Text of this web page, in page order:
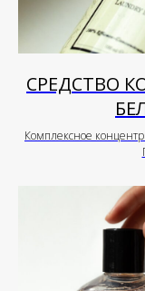
СРЕДСТВО
Комплексное